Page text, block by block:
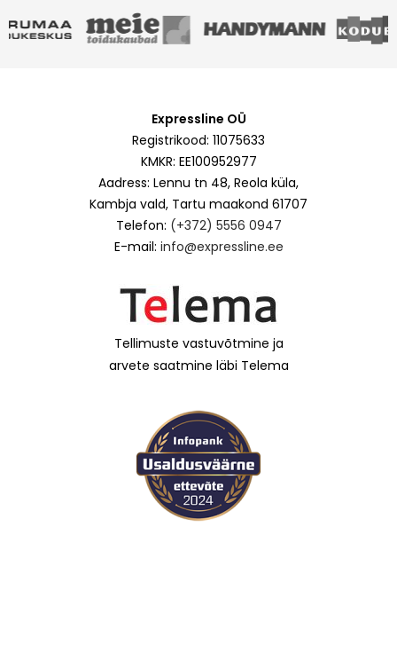
Expressline OÜ
Registrikood: 11075633
KMKR: EE100952977
Aadress: Lennu tn 48, Reola küla,
Kambja vald, Tartu maakond 61707
Telefon: (+372) 5556 0947
E-mail: info@expressline.ee
Tellimuste vastuvõtmine ja
arvete saatmine läbi Telema